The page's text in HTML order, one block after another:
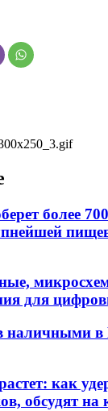
более
для
наличными в
как
обсудят на